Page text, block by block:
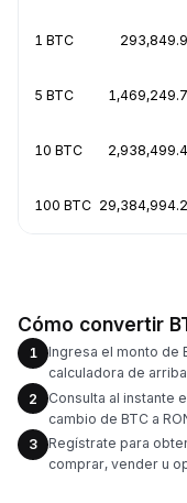
1 BTC
5 BTC
10 BTC
100 BTC
Cómo convertir
1
Ingresa el monto de
calculadora de
2
Consulta al instante
cambio de BTC a
3
Regístrate para
comprar, vender u